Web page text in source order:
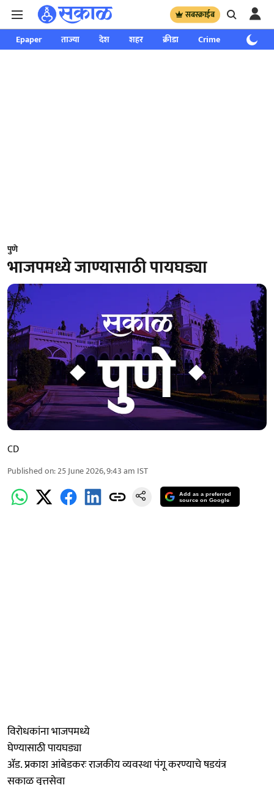
सबस्क्राईब
Epaper ताज्या देश शहर क्रीडा Crime साप्ताहिक
पुणे
भाजपमध्ये जाण्यासाठी पायघड्या
CD
Published on:25 June 2026, 9:43 am IST
Add as a preferred
source on Google
विरोधकांना भाजपमध्ये
घेण्यासाठी पायघड्या
ॲड. प्रकाश आंबेडकरः राजकीय व्यवस्था पंगू करण्याचे षडयंत्र
सकाळ वृत्तसेवा